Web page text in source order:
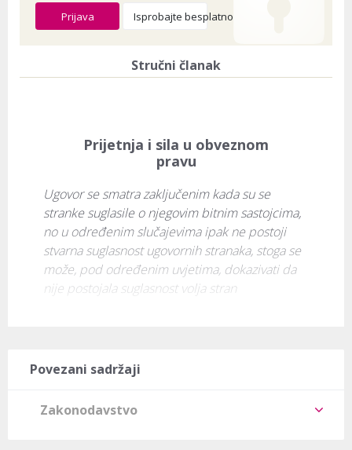
Prijava Isprobajte besplatno
Stručni članak
Prijetnja i sila u obveznom
pravu
Ugovor se smatra zaključenim kada su se
stranke suglasile o njegovim bitnim sastojcima,
no u određenim slučajevima ipak ne postoji
stvarna suglasnost ugovornih stranaka, stoga se
može, pod određenim uvjetima, dokazivati da
nije postojala suglasnost volja stran
Povezani sadržaji
Zakonodavstvo